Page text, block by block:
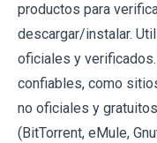
productos para
descargar/instalar.
oficiales y
confiables, como
no oficiales y
(BitTorrent, eMule,